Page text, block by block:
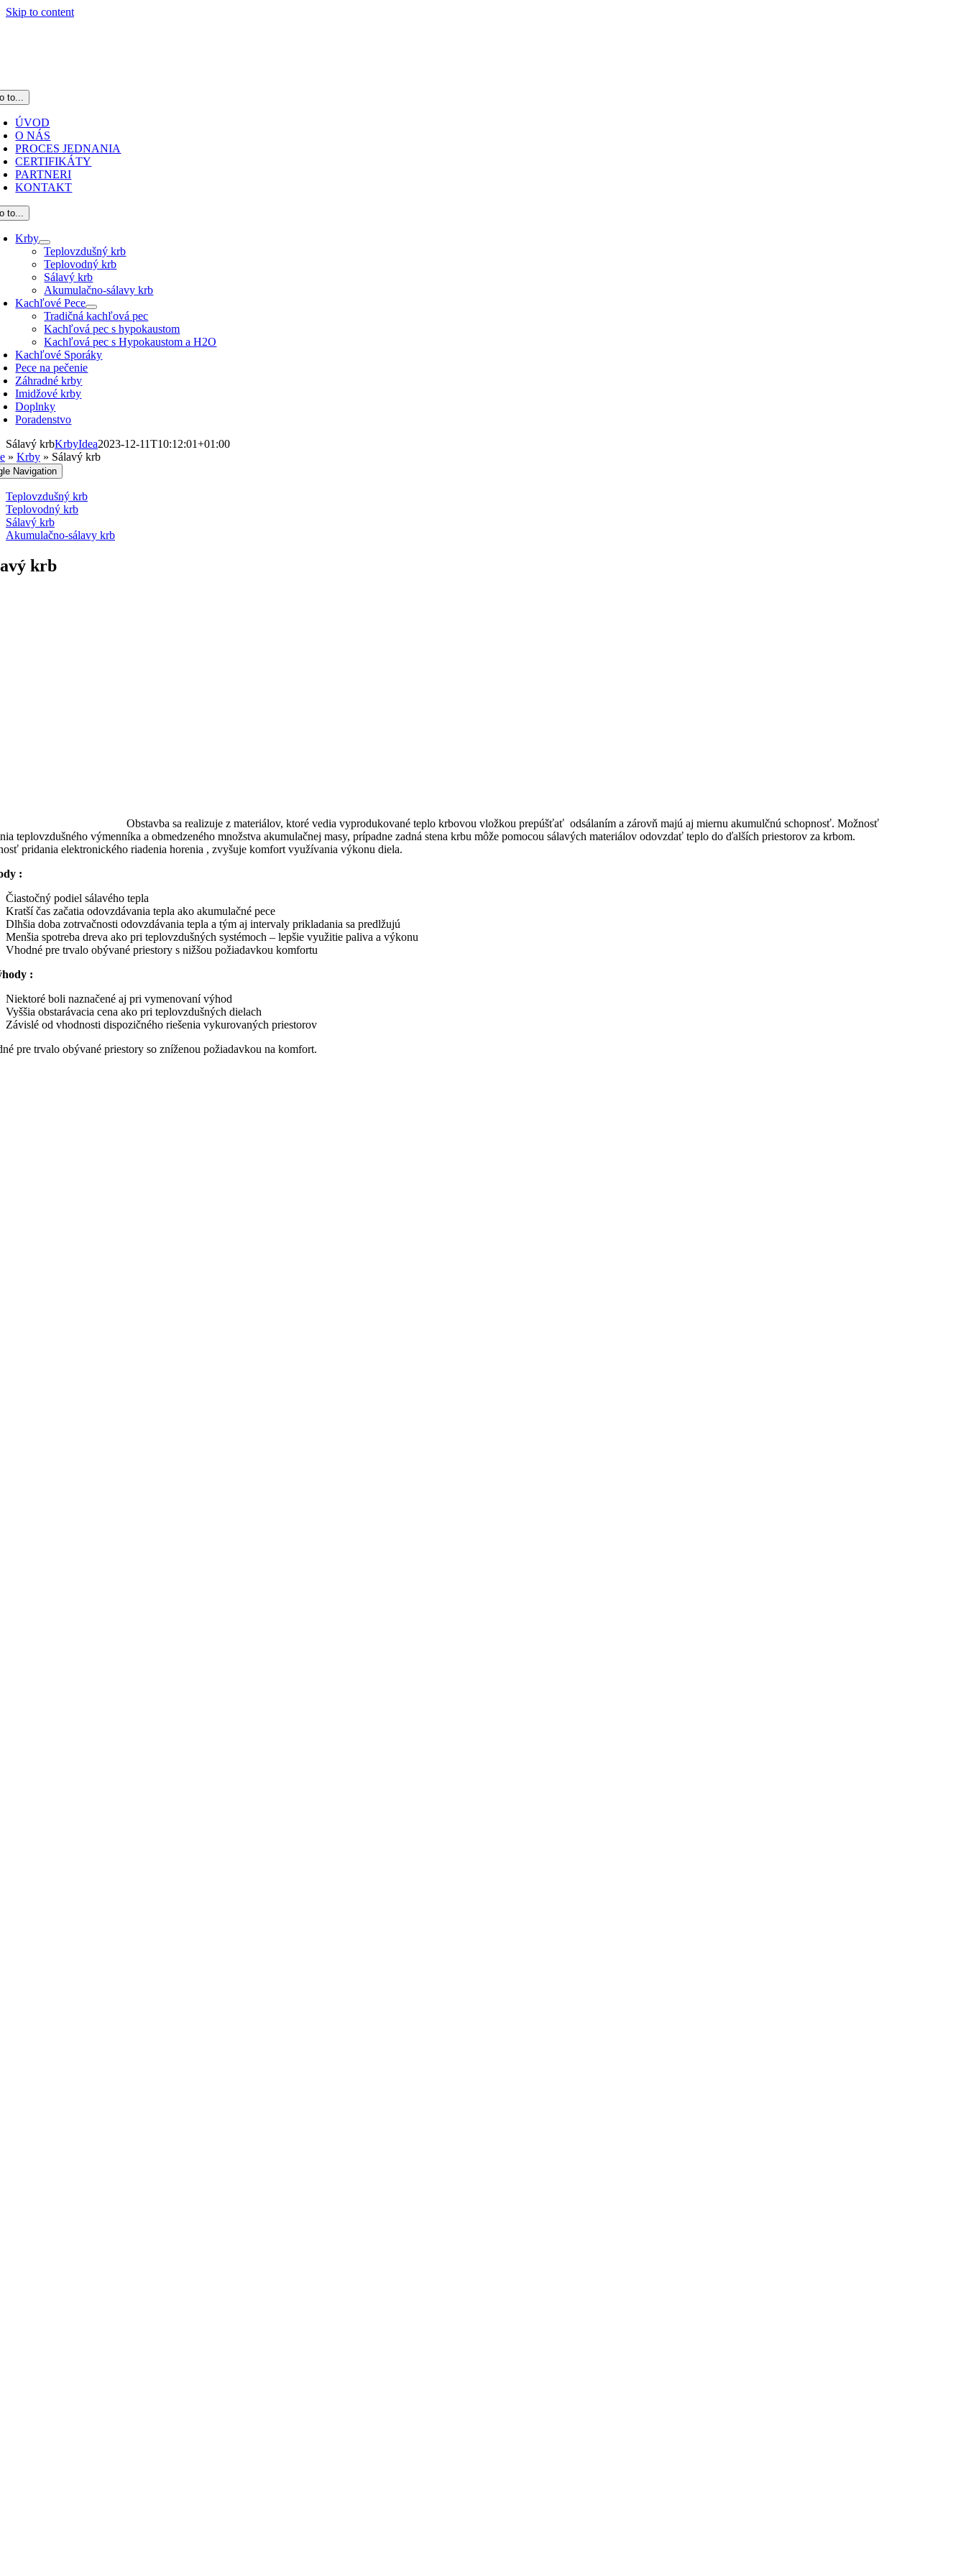
Skip to content
to...
ÚVOD
O NÁS
PROCES JEDNANIA
CERTIFIKÁTY
PARTNERI
KONTAKT
to...
Krby
Teplovzdušný krb
Teplovodný krb
Sálavý krb
Akumulačno-sálavy krb
Kachľové Pece
Tradičná kachľová pec
Kachľová pec s hypokaustom
Kachľová pec s Hypokaustom a H2O
Kachľové Sporáky
Pece na pečenie
Záhradné krby
Imidžové krby
Doplnky
Poradenstvo
Sálavý krbKrbyIdea2023-12-11T10:12:01+01:00
» Krby » Sálavý krb
Navigation
Teplovzdušný krb
Teplovodný krb
Sálavý krb
Akumulačno-sálavy krb
krb
Obstavba sa realizuje z materiálov, ktoré vedia vyprodukované teplo krbovou vložkou prepúšťať odsálaním a zárovň majú aj miernu akumulčnú schopnosť. Možnosť
teplovzdušného výmenníka a obmedzeného množstva akumulačnej masy, prípadne zadná stena krbu môže pomocou sálavých materiálov odovzdať teplo do ďalších priestorov za krbom.
pridania elektronického riadenia horenia , zvyšuje komfort využívania výkonu diela.
:
Čiastočný podiel sálavého tepla
Kratší čas začatia odovzdávania tepla ako akumulačné pece
Dlhšia doba zotrvačnosti odovzdávania tepla a tým aj intervaly prikladania sa predlžujú
Menšia spotreba dreva ako pri teplovzdušných systémoch – lepšie využitie paliva a výkonu
Vhodné pre trvalo obývané priestory s nižšou požiadavkou komfortu
:
Niektoré boli naznačené aj pri vymenovaní výhod
Vyššia obstarávacia cena ako pri teplovzdušných dielach
Závislé od vhodnosti dispozičného riešenia vykurovaných priestorov
pre trvalo obývané priestory so zníženou požiadavkou na komfort.